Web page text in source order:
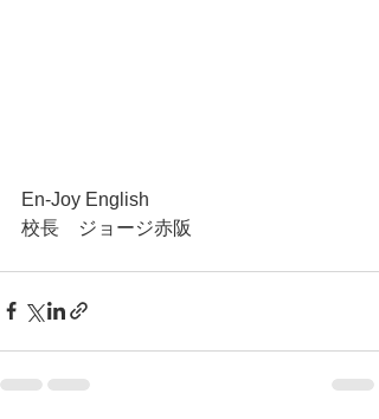
En-Joy English
校長　ジョージ赤阪